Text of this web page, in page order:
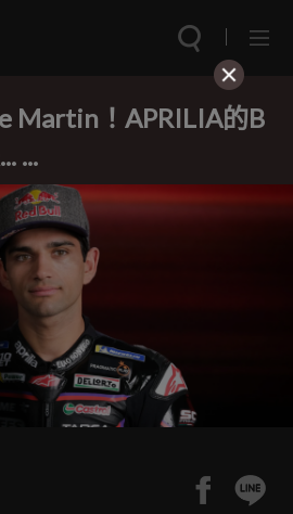
Martin！APRILIA的B
...